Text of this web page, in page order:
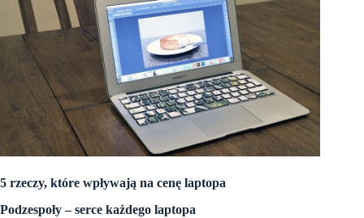
5 rzeczy, które wpływają na cenę laptopa
Podzespoły – serce każdego laptopa